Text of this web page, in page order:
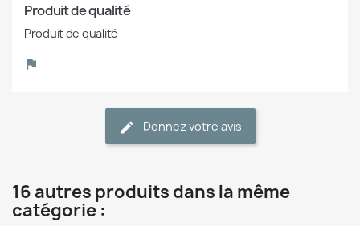
Produit de qualité
Produit de qualité
Donnez votre avis
16 autres produits dans la même
catégorie :